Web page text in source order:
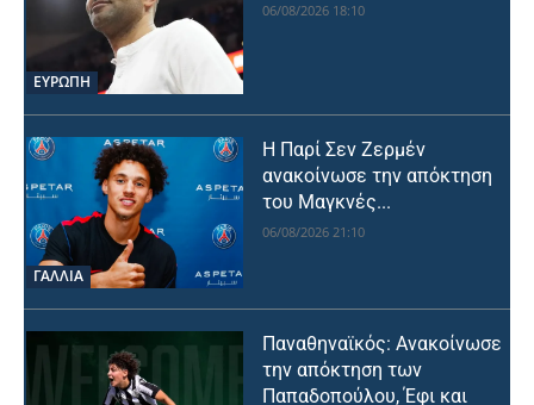
ΕΥΡΩΠΗ
06/08/2026 18:10
ΓΑΛΛΙΑ
Η Παρί Σεν Ζερμέν
ανακοίνωσε την απόκτηση
του Μαγκνές...
06/08/2026 21:10
Παναθηναϊκός: Ανακοίνωσε
την απόκτηση των
Παπαδοπούλου, Έφι και